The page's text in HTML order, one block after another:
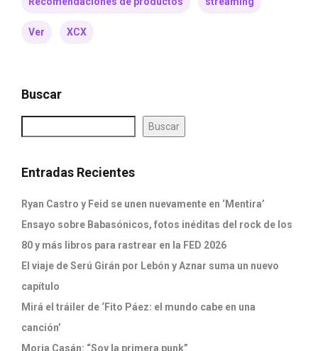
Ver XCX
Buscar
Buscar
Entradas Recientes
Ryan Castro y Feid se unen nuevamente en ‘Mentira’
Ensayo sobre Babasónicos, fotos inéditas del rock de los
80 y más libros para rastrear en la FED 2026
El viaje de Serú Girán por Lebón y Aznar suma un nuevo
capítulo
Mirá el tráiler de ‘Fito Páez: el mundo cabe en una
canción’
Moria Casán: “Soy la primera punk”